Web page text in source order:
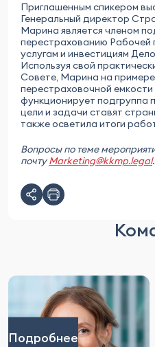
Приглашенным спикером
Генеральный директор
Марина является членом
перестрахованию Рабочей
услугам и инвестициям
Используя свой
Совете, Марина на
перестраховочной
функционирует подгруппа
цели и задачи ставят
также осветила итоги
Вопросы по теме
почтуMarketing@kkmp.legal.
Подробнее